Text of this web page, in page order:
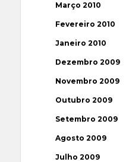
Março 2010
Fevereiro 2010
Janeiro 2010
Dezembro 2009
Novembro 2009
Outubro 2009
Setembro 2009
Agosto 2009
Julho 2009